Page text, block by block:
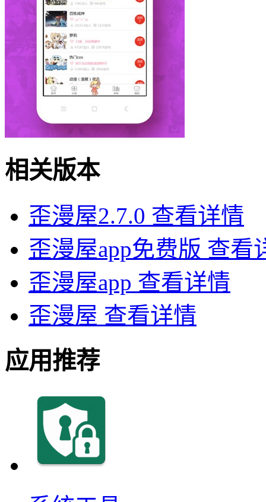
相关版本
歪漫屋2.7.0 查看详情
歪漫屋app免费版 查看
歪漫屋app 查看详情
歪漫屋 查看详情
应用推荐